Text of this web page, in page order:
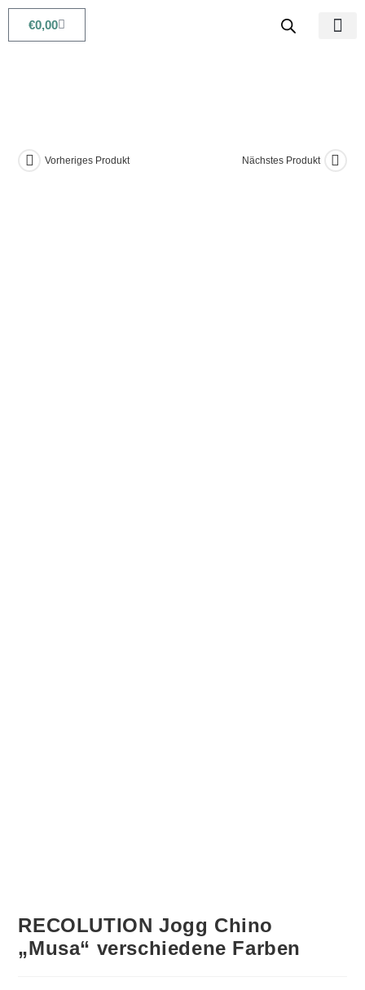
€0,00
Vorheriges Produkt Nächstes Produkt
RECOLUTION Jogg Chino
„Musa“ verschiedene Farben